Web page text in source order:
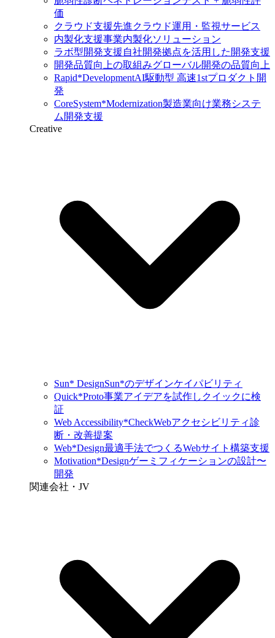
価
クラウド支援先進クラウド運用・監視サービス
内製化支援事業内製化ソリューション
ラボ型開発支援自社開発拠点を活用した開発支援
開発品質向上の取組みグローバル開発の品質向上
Rapid*DevelopmentAI駆動型 高速1stプロダクト開
発
CoreSystem*Modernization製造業向け業務システ
ム開発支援
Creative
Sun* DesignSun*のデザインケイパビリティ
Quick*Proto事業アイデアを試作しクイックに検
証
Web Accessibility*CheckWebアクセシビリティ診
断・改善提案
Web*Design最適手法でつくるWebサイト構築支援
Motivation*Designゲーミフィケーションの設計〜
開発
関連会社・JV